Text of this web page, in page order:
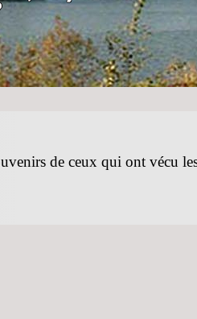
de ceux qui ont vécu